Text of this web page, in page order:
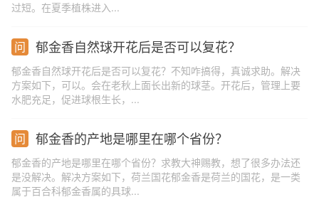
过短。在夏季植株进入...
郁金香自然球开花后是否可以复花？
郁金香自然球开花后是否可以复花？不知咋搞得，真诚求助。解决
方案如下，可以。会在老秋上面长出新的球茎。开花后，管理上要
水肥充足，促进球根生长，...
郁金香的产地是哪里在哪个省份？
郁金香的产地是哪里在哪个省份？求教大神赐教，想了很多办法还
是没解决。解决方案如下，荷兰国花郁金香是荷兰的国花，是一类
属于百合科郁金香属的具球...